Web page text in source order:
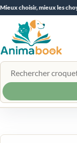
Mieux choisir, mieux les
Rechercher un